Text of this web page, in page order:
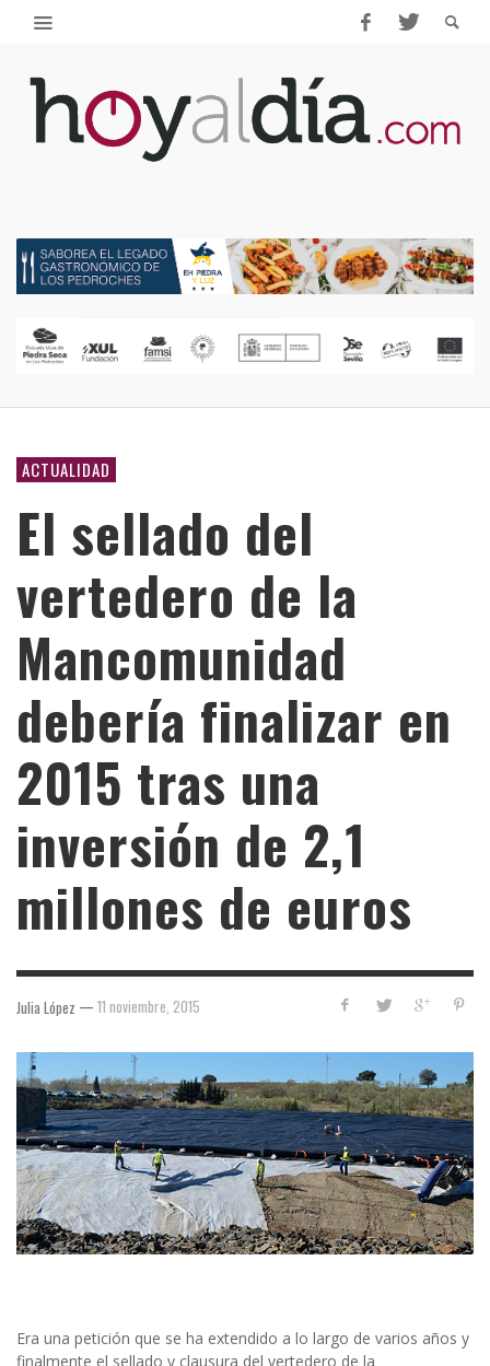
ACTUALIDAD
El sellado del
vertedero de la
Mancomunidad
debería finalizar en
2015 tras una
inversión de 2,1
millones de euros
Julia López — 11 noviembre, 2015
Era una petición que se ha extendido a lo largo de varios años y
finalmente el sellado y clausura del vertedero de la